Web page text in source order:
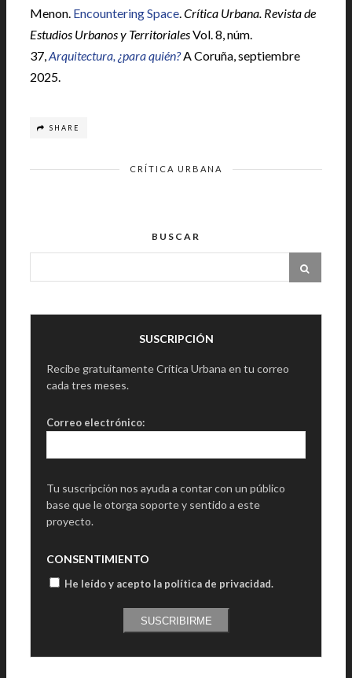
Menon. Encountering Space.Crítica Urbana. Revista de
Estudios Urbanos y TerritorialesVol. 8, núm.
37,Arquitectura, ¿para quién?A Coruña, septiembre
2025.
SHARE
CRÍTICA URBANA
BUSCAR
SUSCRIPCIÓN
Recibe gratuitamente Crítica Urbana en tu correo
cada tres meses.
Correo electrónico:
Tu suscripción nos ayuda a contar con un público
base que le otorga soporte y sentido a este
proyecto.
CONSENTIMIENTO
He leído y acepto la política de privacidad.
SUSCRIBIRME